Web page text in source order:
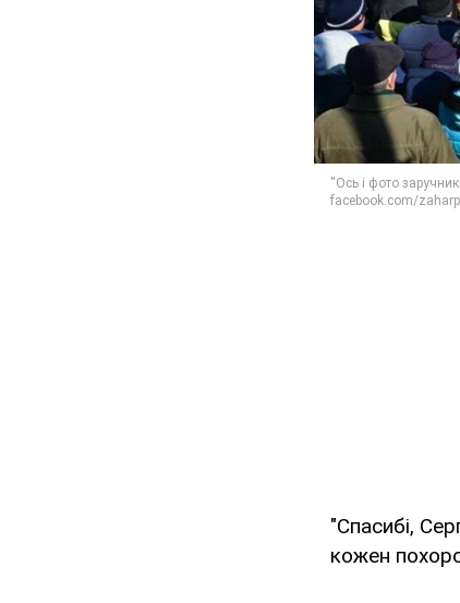
"Спасибі,
кожен